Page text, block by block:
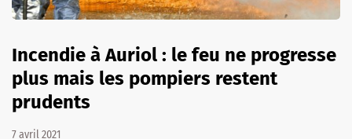
Incendie à Auriol : le feu ne progresse
plus mais les pompiers restent
prudents
7 avril 2021